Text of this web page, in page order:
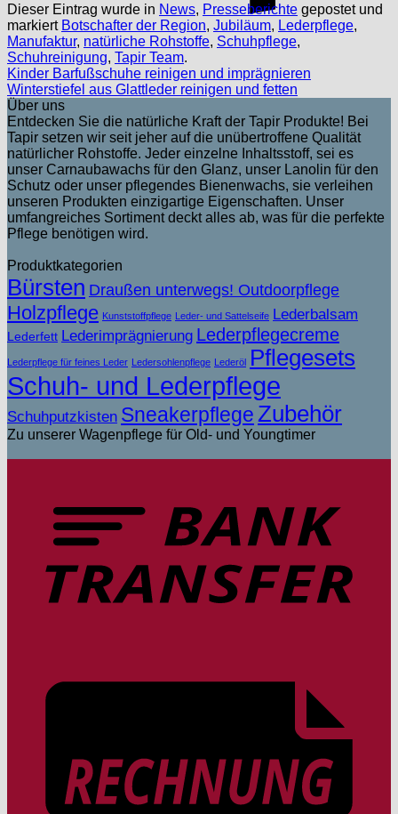
Dieser Eintrag wurde in News, Presseberichte gepostet und
markiert Botschafter der Region, Jubiläum, Lederpflege,
Manufaktur, natürliche Rohstoffe, Schuhpflege,
Schuhreinigung, Tapir Team.
Kinder Barfußschuhe reinigen und imprägnieren
Winterstiefel aus Glattleder reinigen und fetten
Über uns
Entdecken Sie die natürliche Kraft der Tapir Produkte! Bei
Tapir setzen wir seit jeher auf die unübertroffene Qualität
natürlicher Rohstoffe. Jeder einzelne Inhaltsstoff, sei es
unser Carnaubawachs für den Glanz, unser Lanolin für den
Schutz oder unser pflegendes Bienenwachs, sie verleihen
unseren Produkten einzigartige Eigenschaften. Unser
umfangreiches Sortiment deckt alles ab, was für die perfekte
Pflege benötigen wird.
Produktkategorien
Bürsten Draußen unterwegs! Outdoorpflege
Holzpflege Kunststoffpflege Leder- und Sattelseife Lederbalsam
Lederfett Lederimprägnierung Lederpflegecreme
Lederpflege für feines Leder Ledersohlenpflege Lederöl Pflegesets
Schuh- und Lederpflege
Schuhputzkisten Sneakerpflege Zubehör
Zu unserer Wagenpflege für Old- und Youngtimer